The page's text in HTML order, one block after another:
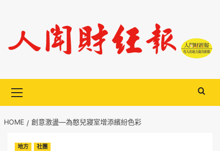
content
Menu
HOME 創意激盪—為憨兒寢室增添繽紛色彩
地方 社團